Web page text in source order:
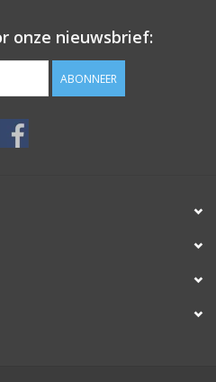
onze nieuwsbrief:
ABONNEER